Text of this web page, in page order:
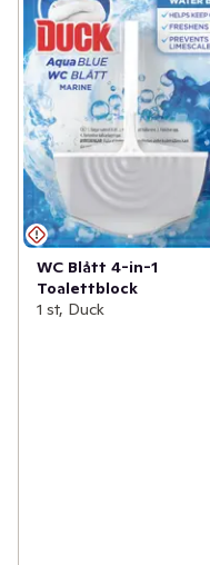
WC Blått 4-in-1
Toalettblock
1 st, Duck